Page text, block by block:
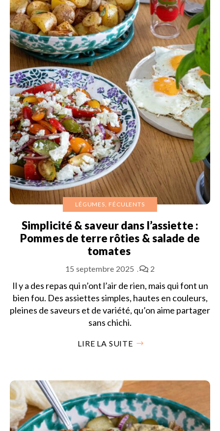
LÉGUMES, FÉCULENTS
Simplicité & saveur dans l’assiette :
Pommes de terre rôties & salade de
tomates
15 septembre 2025 2
Il y a des repas qui n’ont l’air de rien, mais qui font un
bien fou. Des assiettes simples, hautes en couleurs,
pleines de saveurs et de variété, qu’on aime partager
sans chichi.
LIRE LA SUITE